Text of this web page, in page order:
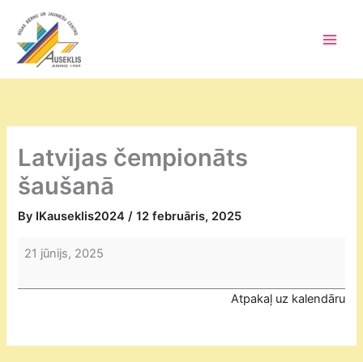
content
Latvijas čempionāts
šaušanā
By IKauseklis2024/12 februāris, 2025
Latvijas
šaušanā
21 jūnijs, 2025
Atpakaļ uz kalendāru